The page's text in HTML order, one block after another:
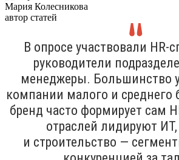
Мария Колесникова
автор статей
В опросе участвовали HR-
руководители
менеджеры. Большинство
компании малого и среднего
бренд часто формирует сам
отраслей лидируют
и строительство —